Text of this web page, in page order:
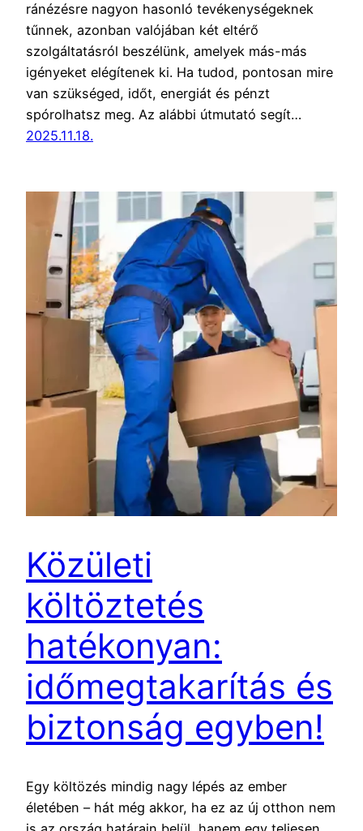
ránézésre nagyon hasonló tevékenységeknek
tűnnek, azonban valójában két eltérő
szolgáltatásról beszélünk, amelyek más-más
igényeket elégítenek ki. Ha tudod, pontosan mire
van szükséged, időt, energiát és pénzt
spórolhatsz meg. Az alábbi útmutató segít…
2025.11.18.
Közületi
költöztetés
hatékonyan:
időmegtakarítás és
biztonság egyben!
Egy költözés mindig nagy lépés az ember
életében – hát még akkor, ha ez az új otthon nem